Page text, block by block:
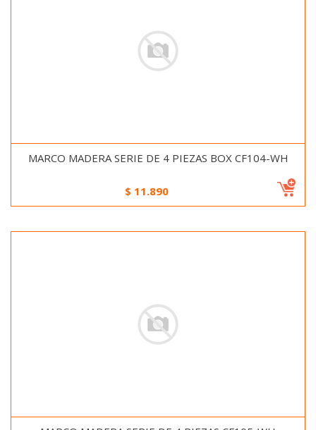
MARCO MADERA SERIE DE 4 PIEZAS BOX CF104-WH
$ 11.890